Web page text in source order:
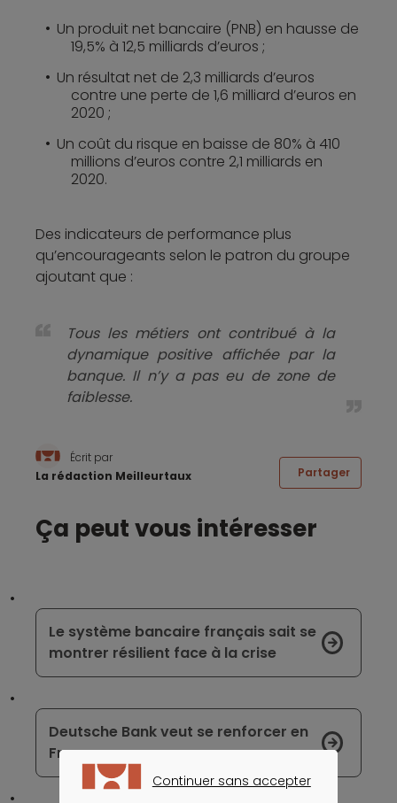
Un produit net bancaire (PNB) en hausse de
19,5% à 12,5 milliards d’euros ;
Un résultat net de 2,3 milliards d’euros
contre une perte de 1,6 milliard d’euros en
2020 ;
Un coût du risque en baisse de 80% à 410
millions d’euros contre 2,1 milliards en
2020.
Des indicateurs de performance plus
qu’encourageants selon le patron du groupe
ajoutant que :
Tous les métiers ont contribué à la
dynamique positive affichée par la
banque. Il n’y a pas eu de zone de
faiblesse.
Écrit par
La rédaction Meilleurtaux
Partager
Ça peut vous intéresser
Le système bancaire français sait se
montrer résilient face à la crise
Deutsche Bank veut se renforcer en
France
Continuer sans accepter